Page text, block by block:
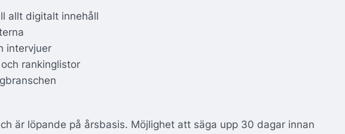
allt digitalt innehåll
intervjuer
rankinglistor
är löpande på årsbasis. Möjlighet att säga upp 30 dagar innan